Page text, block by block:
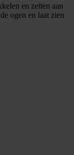
en zetten aan
ogen en laat zien